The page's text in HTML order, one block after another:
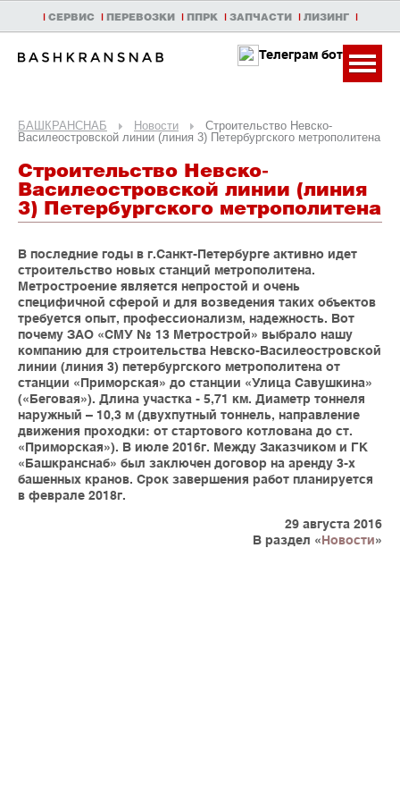
| СЕРВИС | ПЕРЕВОЗКИ | ППРК | ЗАПЧАСТИ | ЛИЗИНГ |
Телеграм бот
БАШКРАНСНАБ Новости
Cтроительство Невско-
Василеостровской линии (линия 3) Петербургского метрополитена
Cтроительство Невско-
Василеостровской линии (линия
3) Петербургского метрополитена
В последние годы в г.Санкт-Петербурге активно идет
строительство новых станций метрополитена.
Метростроение является непростой и очень
специфичной сферой и для возведения таких объектов
требуется опыт, профессионализм, надежность. Вот
почему ЗАО «СМУ № 13 Метрострой» выбрало нашу
компанию для строительства Невско-Василеостровской
линии (линия 3) петербургского метрополитена от
станции «Приморская» до станции «Улица Савушкина»
(«Беговая»). Длина участка - 5,71 км. Диаметр тоннеля
наружный – 10,3 м (двухпутный тоннель, направление
движения проходки: от стартового котлована до ст.
«Приморская»). В июле 2016г. Между Заказчиком и ГК
«Башкранснаб» был заключен договор на аренду 3-х
башенных кранов. Срок завершения работ планируется
в феврале 2018г.
29 августа 2016
В раздел «Новости»